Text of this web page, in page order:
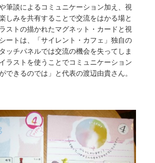
筆談によるコミュニケーション加え、視
しみを共有することで交流をはかる場と
ストの描かれたマグネット・カードと視
ートは、「サイレント・カフェ」独自の
ッチパネルでは交流の機会を失ってしま
ラストを使うことでコミュニケーション
できるのでは」と代表の渡辺由貴さん。